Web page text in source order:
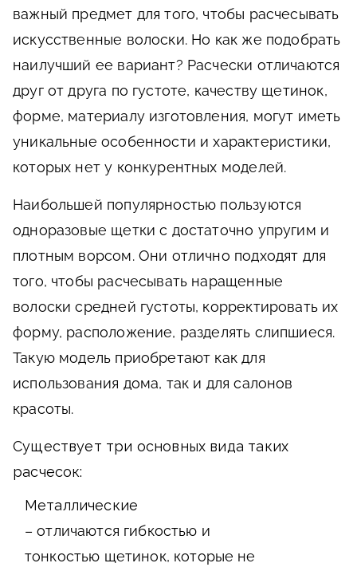
важный предмет для того, чтобы расчесывать
искусственные волоски. Но как же подобрать
наилучший ее вариант? Расчески отличаются
друг от друга по густоте, качеству щетинок,
форме, материалу изготовления, могут иметь
уникальные особенности и характеристики,
которых нет у конкурентных моделей.
Наибольшей популярностью пользуются
одноразовые щетки с достаточно упругим и
плотным ворсом. Они отлично подходят для
того, чтобы расчесывать наращенные
волоски средней густоты, корректировать их
форму, расположение, разделять слипшиеся.
Такую модель приобретают как для
использования дома, так и для салонов
красоты.
Существует три основных вида таких
расчесок:
Металлические
– отличаются гибкостью и
тонкостью щетинок, которые не